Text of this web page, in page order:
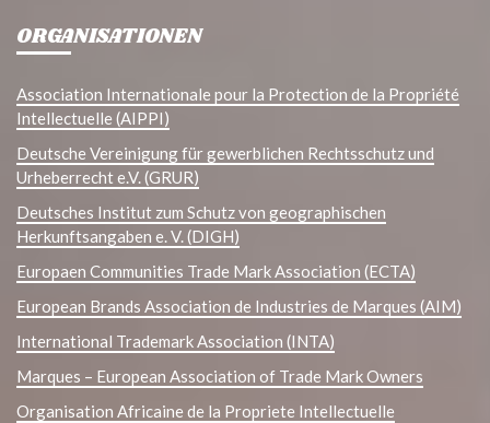
ORGANISATIONEN
Association Internationale pour la Protection de la Propriété
Intellectuelle (AIPPI)
Deutsche Vereinigung für gewerblichen Rechtsschutz und
Urheberrecht e.V. (GRUR)
Deutsches Institut zum Schutz von geographischen
Herkunftsangaben e. V. (DIGH)
Europaen Communities Trade Mark Association (ECTA)
European Brands Association de Industries de Marques (AIM)
International Trademark Association (INTA)
Marques – European Association of Trade Mark Owners
Organisation Africaine de la Propriete Intellectuelle